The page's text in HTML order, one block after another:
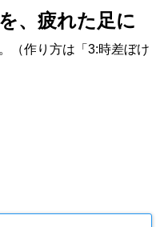
、疲れた足に
（作り方は「3:時差ぼけ